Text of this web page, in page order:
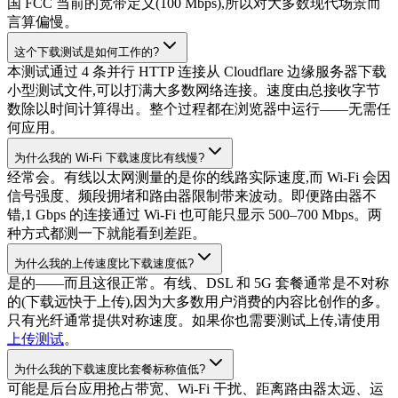
国 FCC 当前的宽带定义(100 Mbps),所以对大多数现代场景而
言算偏慢。
这个下载测试是如何工作的?
本测试通过 4 条并行 HTTP 连接从 Cloudflare 边缘服务器下载
小型测试文件,可以打满大多数网络连接。速度由总接收字节
数除以时间计算得出。整个过程都在浏览器中运行——无需任
何应用。
为什么我的 Wi-Fi 下载速度比有线慢?
经常会。有线以太网测量的是你的线路实际速度,而 Wi-Fi 会因
信号强度、频段拥堵和路由器限制带来波动。即便路由器不
错,1 Gbps 的连接通过 Wi-Fi 也可能只显示 500–700 Mbps。两
种方式都测一下就能看到差距。
为什么我的上传速度比下载速度低?
是的——而且这很正常。有线、DSL 和 5G 套餐通常是不对称
的(下载远快于上传),因为大多数用户消费的内容比创作的多。
只有光纤通常提供对称速度。如果你也需要测试上传,请使用
上传测试。
为什么我的下载速度比套餐标称值低?
可能是后台应用抢占带宽、Wi-Fi 干扰、距离路由器太远、运